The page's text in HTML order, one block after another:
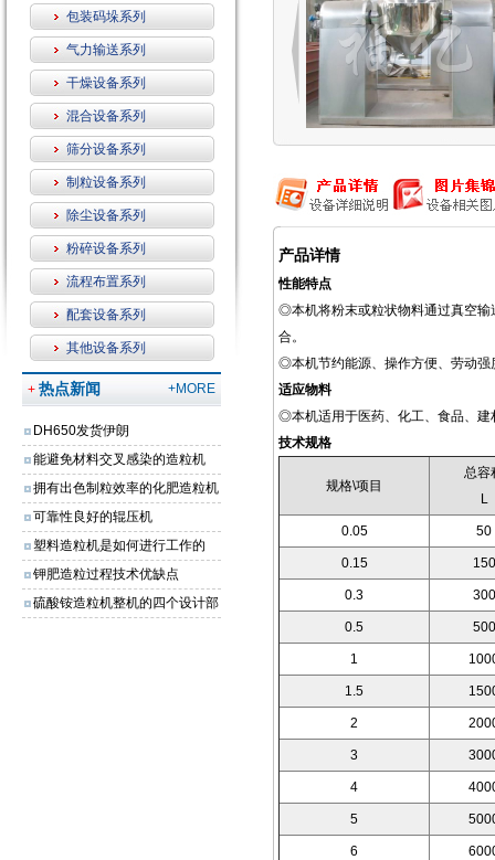
包装码垛系列
气力输送系列
干燥设备系列
混合设备系列
筛分设备系列
制粒设备系列
除尘设备系列
粉碎设备系列
流程布置系列
配套设备系列
其他设备系列
+MORE
+ 热点新闻
DH650发货伊朗
能避免材料交叉感染的造粒机
拥有出色制粒效率的化肥造粒机
可靠性良好的辊压机
塑料造粒机是如何进行工作的
钾肥造粒过程技术优缺点
硫酸铵造粒机整机的四个设计部
产品详情
性能特点
◎本机将粉末或粒状物料通过真空输
合。
◎本机节约能源、操作方便、劳动强
适应物料
◎本机适用于医药、化工、食品、建
技术规格
规格\项目
总容
L
0.05 50
0.15 150
0.3 300
0.5 500
1
1.5
2
3
4
5
6